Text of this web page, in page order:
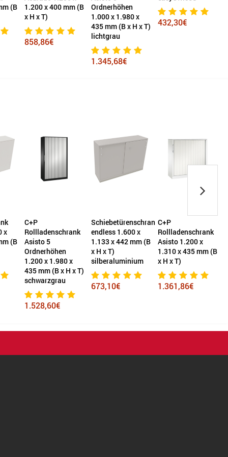
(B
1.200 x 400 mm (B
x H x T)
858,86€
Ordnerhöhen
1.000 x 1.980 x
435 mm (B x H x T)
lichtgrau
1.345,68€
432,30€
x
(B
C+P
Rollladenschrank
Asisto 5
Ordnerhöhen
1.200 x 1.980 x
435 mm (B x H x T)
schwarzgrau
1.528,60€
Schiebetürenschrank
endless 1.600 x
1.133 x 442 mm (B
x H x T)
silberaluminium
673,10€
C+P
Rollladenschrank
Asisto 1.200 x
1.310 x 435 mm (B
x H x T)
1.361,86€